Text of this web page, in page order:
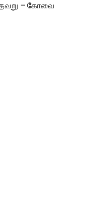
தவறு – கோவை